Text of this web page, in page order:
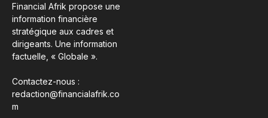
Financial Afrik propose une
information financière
stratégique aux cadres et
dirigeants. Une information
factuelle, « Globale ».
Contactez-nous :
redaction@financialafrik.co
m